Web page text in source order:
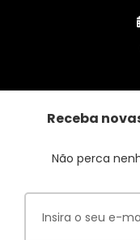
Receba
Não perca